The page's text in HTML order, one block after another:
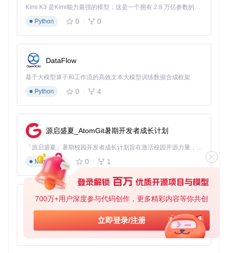
700万+用户深度参与代码创作，更多精彩内容等你共创
立即登录/注册
python downloader.py -u
批量任务处理系统
批量获取需求，手动输入多个链接易出错且效率低下。
持并发下载（默认5线程，可通过配置调整），内置去重算法
（基于视频唯一ID）和失败重试机制，确保批量任务的稳定性
与完整性。
实操演示：抖音批量下载进度界面
执行批量下载命令后，终端将实时显示每个视频的下载进度、
文件大小和耗时统计，支持中途暂停与恢复。典型的批量下载
命令格式为：
"https://v.douyin.com/link1"
Kimi K3 是Kimi能力最强的模型：这是一个拥有 2.8 万亿参数的混合专家（MoE）模型，具备原生视觉理解能力，并支持 100 万 token 的上下文窗口。
Python
0 0
DataFlow
基于大模型算子和工作流的高效文本大模型训练数据合成框架
Python
0 4
源启盛夏_AtomGit暑期开发者成长计划
「源启盛夏」暑期校园开发者成长计划旨在激活校园开源力量，通过积分激励、认证扶持、资源倾斜等形式，引导高校组织和开发者完成「入驻 — 建项目 — 做贡献 — 获认证 — 得资源」的完整闭环。无论你是想带领社团入驻平台的组织者，还是希望用代码贡献证明自己的开发者，都能在这里找到属于你的成长路径。
Markdown
0 1
py-xiaozhi
基于Python的Xiaozhi AI，适用于想要完整Xiaozhi体验而无需拥有专用硬件的用户。
Python
0 1